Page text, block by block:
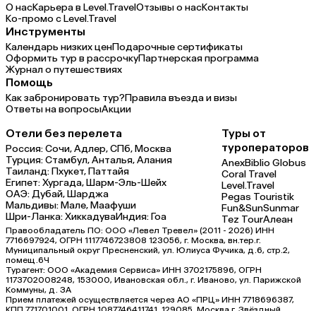
О насКарьера в Level.TravelОтзывы о насКонтакты
Ко-промо с Level.Travel
Инструменты
Календарь низких ценПодарочные сертификаты
Оформить тур в рассрочкуПартнерская программа
Журнал о путешествиях
Помощь
Как забронировать тур?Правила въезда и визы
Ответы на вопросыАкции
Отели без перелета
Россия:Сочи,Адлер,СПб,Москва
Турция:Стамбул,Анталья,Алания
Таиланд:Пхукет,Паттайя
Египет:Хургада,Шарм-Эль-Шейх
ОАЭ:Дубай,Шарджа
Мальдивы:Мале,Маафуши
Шри-Ланка:ХиккадуваИндия:Гоа
Туры от
туроператоров
AnexBiblio Globus
Coral Travel
Level.Travel
Pegas Touristik
Fun&SunSunmar
Tez TourАлеан
Правообладатель ПО: ООО «Левел Тревел» (2011 - 2026) ИНН
7716697924, ОГРН 1117746723808 123056, г. Москва, вн.тер.г.
Муниципальный округ Пресненский, ул. Юлиуса Фучика, д.6, стр.2,
помещ.6Ч
Турагент: ООО «Академия Сервиса» ИНН 3702175896, ОГРН
1173702008248, 153000, Ивановская обл., г. Иваново, ул. Парижской
Коммуны, д. ЗА
Прием платежей осуществляется через АО «ПРЦ» ИНН 7718696387,